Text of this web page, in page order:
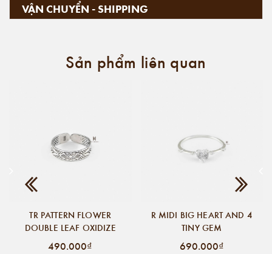
VẬN CHUYỂN - SHIPPING
Sản phẩm liên quan
TR PATTERN FLOWER
DOUBLE LEAF OXIDIZE
490.000₫
R MIDI BIG HEART AND 4
TINY GEM
690.000₫